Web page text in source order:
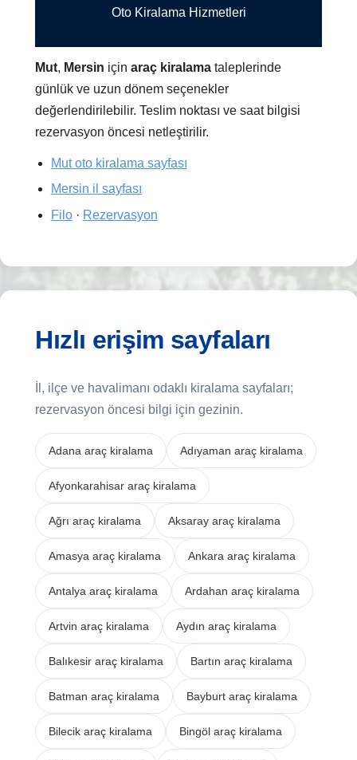
Oto Kiralama Hizmetleri
Mut, Mersin içinaraç kiralama taleplerinde
günlük ve uzun dönem seçenekler
değerlendirilebilir. Teslim noktası ve saat bilgisi
rezervasyon öncesi netleştirilir.
Mut oto kiralama sayfası
Mersin il sayfası
Filo· Rezervasyon
Hızlı erişim sayfaları
İl, ilçe ve havalimanı odaklı kiralama sayfaları;
rezervasyon öncesi bilgi için gezinin.
Adana araç kiralama Adıyaman araç kiralama
Afyonkarahisar araç kiralama
Ağrı araç kiralama Aksaray araç kiralama
Amasya araç kiralama Ankara araç kiralama
Antalya araç kiralama Ardahan araç kiralama
Artvin araç kiralama Aydın araç kiralama
Balıkesir araç kiralama Bartın araç kiralama
Batman araç kiralama Bayburt araç kiralama
Bilecik araç kiralama Bingöl araç kiralama